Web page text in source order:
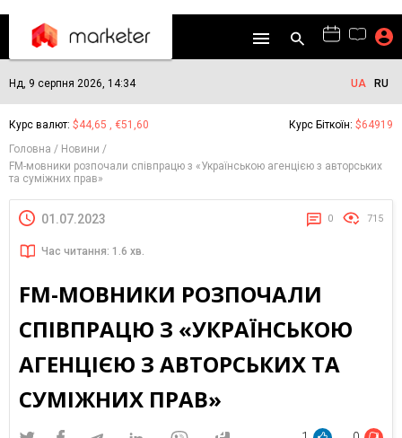
Нд, 9 серпня 2026, 14:34 UA RU
Курс валют: $44,65 , €51,60 Курс Біткоїн: $64919
Головна
Новини
FM-мовники розпочали співпрацю з «Українською агенцією з авторських
та суміжних прав»
01.07.2023 0 715
Час читання: 1.6 хв.
FM-МОВНИКИ РОЗПОЧАЛИ
СПІВПРАЦЮ З «УКРАЇНСЬКОЮ
АГЕНЦІЄЮ З АВТОРСЬКИХ ТА
СУМІЖНИХ ПРАВ»